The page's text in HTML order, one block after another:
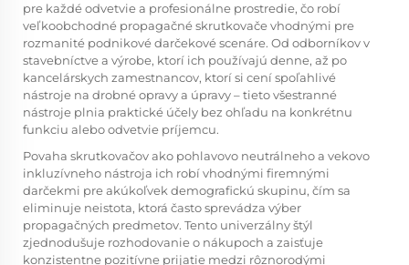
pre každé odvetvie a profesionálne prostredie, čo robí
veľkoobchodné propagačné skrutkovače vhodnými pre
rozmanité podnikové darčekové scenáre. Od odborníkov v
stavebníctve a výrobe, ktorí ich používajú denne, až po
kancelárskych zamestnancov, ktorí si cení spoľahlivé
nástroje na drobné opravy a úpravy – tieto všestranné
nástroje plnia praktické účely bez ohľadu na konkrétnu
funkciu alebo odvetvie príjemcu.
Povaha skrutkovačov ako pohlavovo neutrálneho a vekovo
inkluzívneho nástroja ich robí vhodnými firemnými
darčekmi pre akúkoľvek demografickú skupinu, čím sa
eliminuje neistota, ktorá často sprevádza výber
propagačných predmetov. Tento univerzálny štýl
zjednodušuje rozhodovanie o nákupoch a zaisťuje
konzistentne pozitívne prijatie medzi rôznorodými